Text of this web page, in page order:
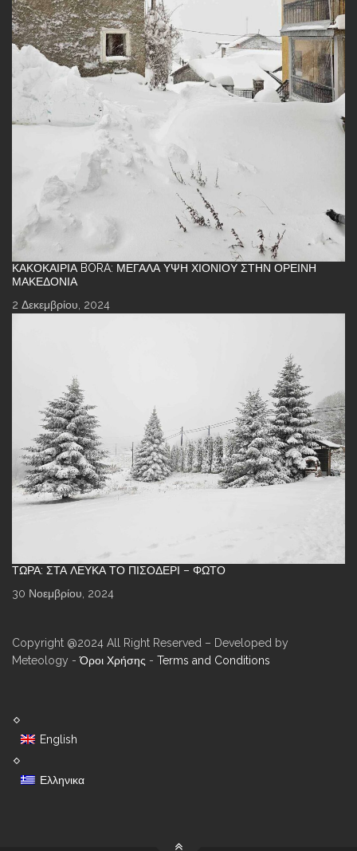
ΚΑΚΟΚΑΙΡΊΑ BORA: ΜΕΓΆΛΑ ΎΨΗ ΧΙΟΝΙΟΎ ΣΤΗΝ ΟΡΕΙΝΉ
ΜΑΚΕΔΟΝΊΑ
2 Δεκεμβρίου, 2024
ΤΏΡΑ: ΣΤΑ ΛΕΥΚΆ ΤΟ ΠΙΣΟΔΈΡΙ – ΦΩΤΌ
30 Νοεμβρίου, 2024
Copyright @2024 All Right Reserved – Developed by
Meteology -Όροι Χρήσης - Terms and Conditions
English
Ελληνικα